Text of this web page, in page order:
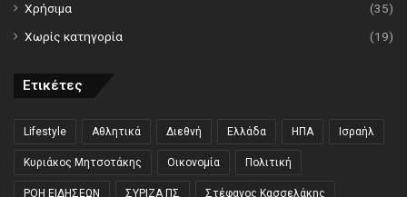
Χρήσιμα
(35)
Χωρίς κατηγορία
(19)
Ετικέτες
Lifestyle Αθλητικά Διεθνή Ελλάδα ΗΠΑ Ισραήλ
Κυριάκος Μητσοτάκης Οικονομία Πολιτική
ΡΟΗ ΕΙΔΗΣΕΩΝ ΣΥΡΙΖΑ ΠΣ Στέφανος Κασσελάκης